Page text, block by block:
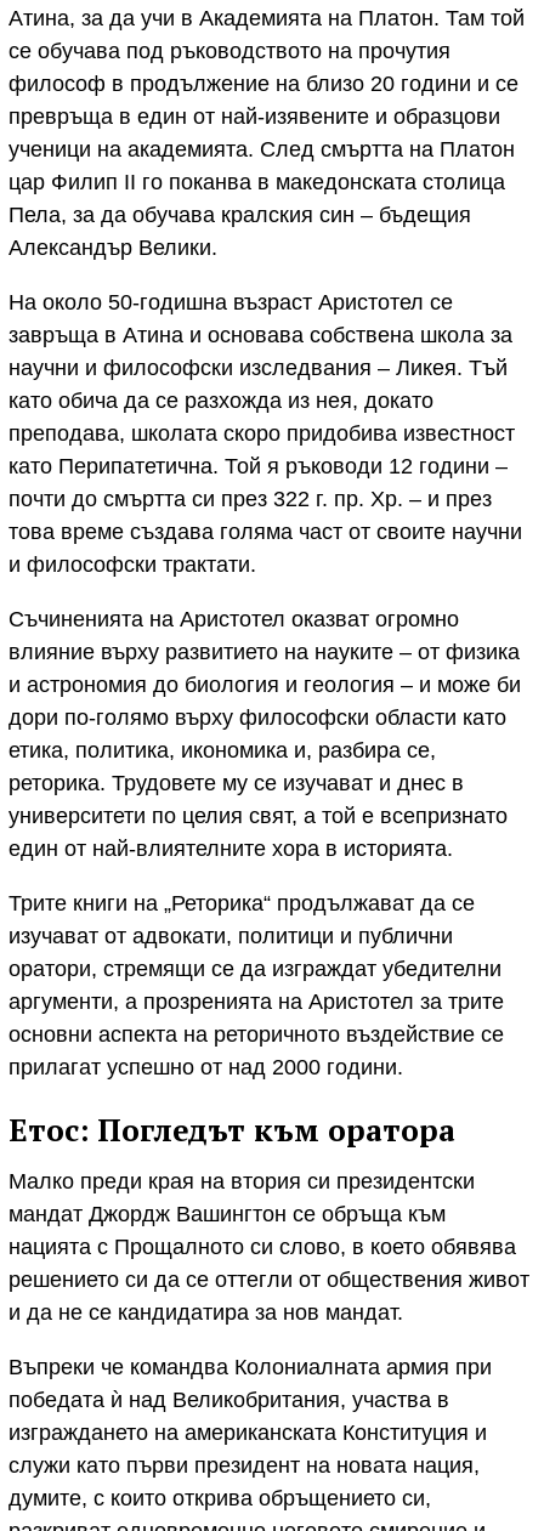
Атина, за да учи в Академията на Платон. Там той
се обучава под ръководството на прочутия
философ в продължение на близо 20 години и се
превръща в един от най-изявените и образцови
ученици на академията. След смъртта на Платон
цар Филип II го поканва в македонската столица
Пела, за да обучава кралския син – бъдещия
Александър Велики.
На около 50-годишна възраст Аристотел се
завръща в Атина и основава собствена школа за
научни и философски изследвания – Ликея. Тъй
като обича да се разхожда из нея, докато
преподава, школата скоро придобива известност
като Перипатетична. Той я ръководи 12 години –
почти до смъртта си през 322 г. пр. Хр. – и през
това време създава голяма част от своите научни
и философски трактати.
Съчиненията на Аристотел оказват огромно
влияние върху развитието на науките – от физика
и астрономия до биология и геология – и може би
дори по-голямо върху философски области като
етика, политика, икономика и, разбира се,
реторика. Трудовете му се изучават и днес в
университети по целия свят, а той е всепризнато
един от най-влиятелните хора в историята.
Трите книги на „Реторика“ продължават да се
изучават от адвокати, политици и публични
оратори, стремящи се да изграждат убедителни
аргументи, а прозренията на Аристотел за трите
основни аспекта на реторичното въздействие се
прилагат успешно от над 2000 години.
Етос: Погледът към оратора
Малко преди края на втория си президентски
мандат Джордж Вашингтон се обръща към
нацията с Прощалното си слово, в което обявява
решението си да се оттегли от обществения живот
и да не се кандидатира за нов мандат.
Въпреки че командва Колониалната армия при
победата ѝ над Великобритания, участва в
изграждането на американската Конституция и
служи като първи президент на новата нация,
думите, с които открива обръщението си,